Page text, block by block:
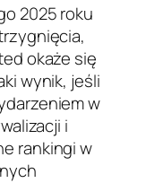
2025 roku
okaże się
wynik, jeśli
w
i
rankingi w